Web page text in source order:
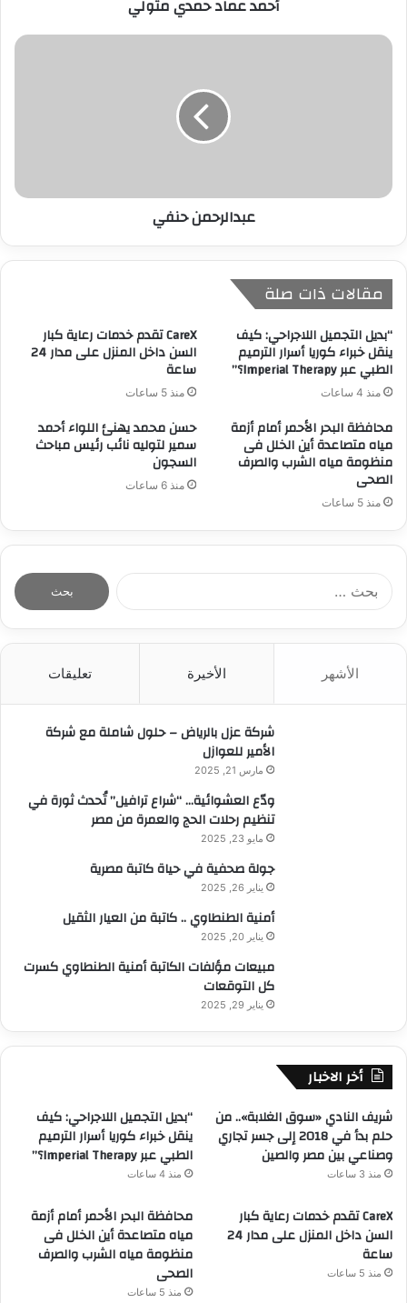
ي
أحمد عماد حمدي متولي
عبدالرحمن حنفي
مقالات ذات صلة
“بديل التجميل اللاجراحي: كيف
ينقل خبراء كوريا أسرار الترميم
الطبي عبر Imperial Therapy؟”
منذ 4 ساعات
CareX تقدم خدمات رعاية كبار
السن داخل المنزل على مدار 24
ساعة
منذ 5 ساعات
محافظة البحر الأحمر أمام أزمة
مياه متصاعدة أين الخلل فى
منظومة مياه الشرب والصرف
الصحى
منذ 5 ساعات
حسن محمد يهنئ اللواء أحمد
سمير لتوليه نائب رئيس مباحث
السجون
منذ 6 ساعات
الأشهر الأخيرة تعليقات
شركة عزل بالرياض – حلول شاملة مع شركة
الأمير للعوازل
مارس 21, 2025
ودّع العشوائية… “شراع ترافيل” تُحدث ثورة في
تنظيم رحلات الحج والعمرة من مصر
مايو 23, 2025
جولة صحفية في حياة كاتبة مصرية
يناير 26, 2025
أمنية الطنطاوي .. كاتبة من العيار الثقيل
يناير 20, 2025
مبيعات مؤلفات الكاتبة أمنية الطنطاوي كسرت
كل التوقعات
يناير 29, 2025
أخر الاخبار
شريف النادي «سوق الغلابة».. من
حلم بدأ في 2018 إلى جسر تجاري
وصناعي بين مصر والصين
منذ 3 ساعات
“بديل التجميل اللاجراحي: كيف
ينقل خبراء كوريا أسرار الترميم
الطبي عبر Imperial Therapy؟”
منذ 4 ساعات
CareX تقدم خدمات رعاية كبار
السن داخل المنزل على مدار 24
ساعة
منذ 5 ساعات
محافظة البحر الأحمر أمام أزمة
مياه متصاعدة أين الخلل فى
منظومة مياه الشرب والصرف
الصحى
منذ 5 ساعات